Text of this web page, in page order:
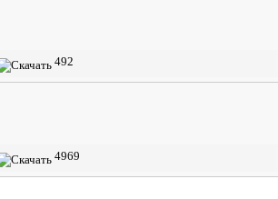
492
4969